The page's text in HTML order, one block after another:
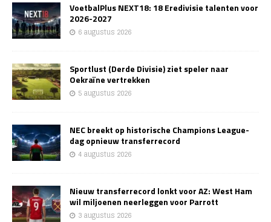
VoetbalPlus NEXT18: 18 Eredivisie talenten voor
2026-2027
6 augustus 2026
Sportlust (Derde Divisie) ziet speler naar
Oekraïne vertrekken
5 augustus 2026
NEC breekt op historische Champions League-
dag opnieuw transferrecord
4 augustus 2026
Nieuw transferrecord lonkt voor AZ: West Ham
wil miljoenen neerleggen voor Parrott
3 augustus 2026